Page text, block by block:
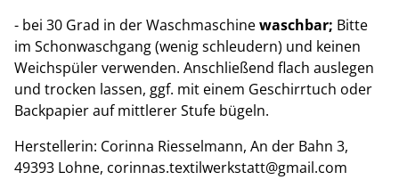
- bei 30 Grad in der Waschmaschinewaschbar; Bitte
im Schonwaschgang (wenig schleudern) und keinen
Weichspüler verwenden. Anschließend flach auslegen
und trocken lassen, ggf. mit einem Geschirrtuch oder
Backpapier auf mittlerer Stufe bügeln.
Herstellerin: Corinna Riesselmann, An der Bahn 3,
49393 Lohne, corinnas.textilwerkstatt@gmail.com